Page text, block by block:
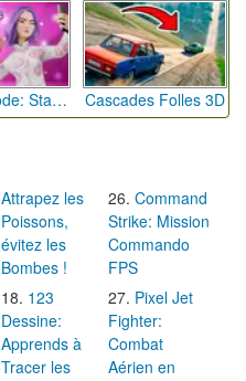
Défi de Mode: Star du Podium Cascades Folles 3D
Attrapez les
Poissons,
évitez les
Bombes !
123
Dessine:
Apprends à
Tracer les
Command
Strike: Mission
Commando
FPS
Pixel Jet
Fighter:
Combat
Aérien en